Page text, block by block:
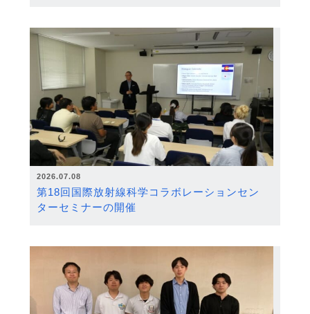
2026.07.08
第18回国際放射線科学コラボレーションセン
ターセミナーの開催